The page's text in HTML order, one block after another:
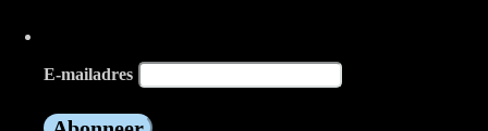
E-mailadres